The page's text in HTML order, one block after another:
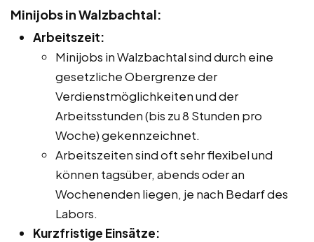
Minijobs in Walzbachtal:
Arbeitszeit:
Minijobs in Walzbachtal sind durch eine
gesetzliche Obergrenze der
Verdienstmöglichkeiten und der
Arbeitsstunden (bis zu 8 Stunden pro
Woche) gekennzeichnet.
Arbeitszeiten sind oft sehr flexibel und
können tagsüber, abends oder an
Wochenenden liegen, je nach Bedarf des
Labors.
Kurzfristige Einsätze: